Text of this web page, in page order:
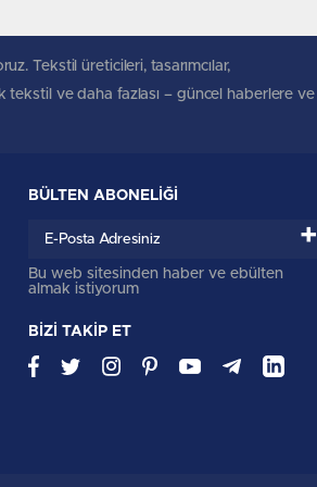
Tekstil üreticileri, tasarımcılar,
tekstil ve daha fazlası – güncel haberlere ve
BÜLTEN ABONELİĞİ
+
Bu web sitesinden haber ve ebülten
almak istiyorum
BİZİ TAKİP ET